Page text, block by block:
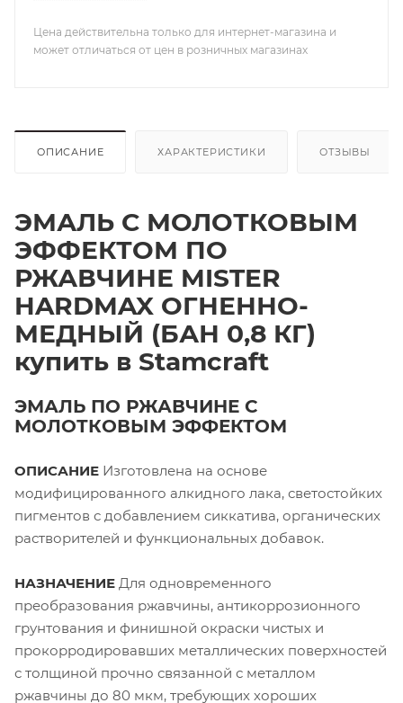
Цена действительна только для интернет-магазина и
может отличаться от цен в розничных магазинах
ОПИСАНИЕ ХАРАКТЕРИСТИКИ ОТЗЫВЫ
ЭМАЛЬ С МОЛОТКОВЫМ
ЭФФЕКТОМ ПО
РЖАВЧИНЕ MISTER
HARDMAX ОГНЕННО-
МЕДНЫЙ (БАН 0,8 КГ)
купить в Stamcraft
ЭМАЛЬ ПО РЖАВЧИНЕ С
МОЛОТКОВЫМ ЭФФЕКТОМ
ОПИСАНИЕ Изготовлена на основе
модифицированного алкидного лака, светостойких
пигментов с добавлением сиккатива, органических
растворителей и функциональных добавок.
НАЗНАЧЕНИЕ Для одновременного
преобразования ржавчины, антикоррозионного
грунтования и финишной окраски чистых и
прокорродировавших металлических поверхностей
с толщиной прочно связанной с металлом
ржавчины до 80 мкм, требующих хороших